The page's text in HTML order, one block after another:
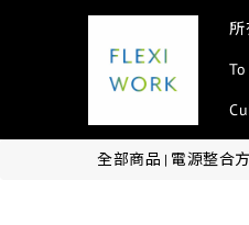
所
全部商品 | 電源整合